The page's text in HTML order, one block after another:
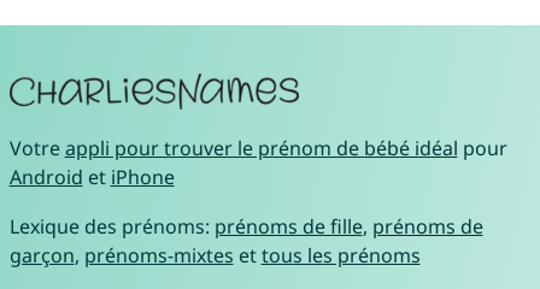
Votreappli pour trouver le prénom de bébé idéal pour
Android et iPhone
Lexique des prénoms: prénoms de fille, prénoms de
garçon, prénoms-mixtes ettous les prénoms